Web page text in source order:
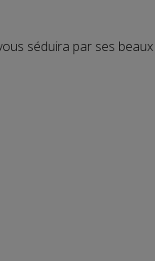
séduira par ses